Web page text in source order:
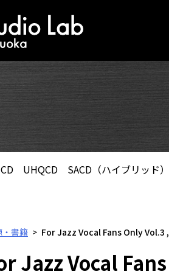
UHQCD SACD（ハイブリッド）
・書籍 For Jazz Vocal Fans Only Vol.3
Jazz Vocal